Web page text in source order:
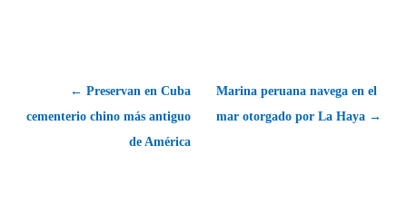
← Preservan en Cuba
cementerio chino más antiguo
de América
Marina peruana navega en el
mar otorgado por La Haya →